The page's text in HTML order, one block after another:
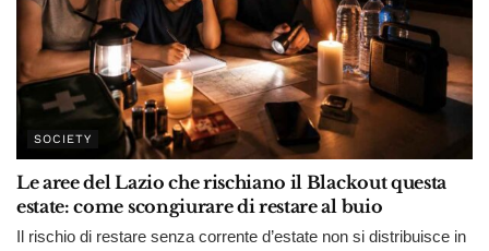
SOCIETY
Le aree del Lazio che rischiano il Blackout questa
estate: come scongiurare di restare al buio
Il rischio di restare senza corrente d’estate non si distribuisce in